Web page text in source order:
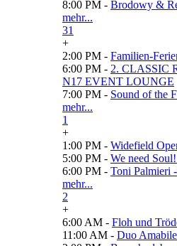
8:00 PM - Brodowy &
mehr...
31
+
2:00 PM - Familien-
6:00 PM - 2. CLASSIC
N17 EVENT LOUNGE
7:00 PM - Sound of the
mehr...
1
+
1:00 PM - Widefield
5:00 PM - We need
6:00 PM - Toni Palmieri
mehr...
2
+
6:00 AM - Floh und
11:00 AM - Duo